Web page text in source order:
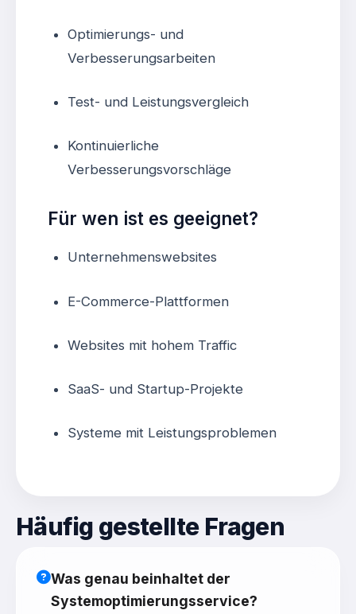
Optimierungs- und
Verbesserungsarbeiten
Test- und Leistungsvergleich
Kontinuierliche
Verbesserungsvorschläge
Für wen ist es geeignet?
Unternehmenswebsites
E-Commerce-Plattformen
Websites mit hohem Traffic
SaaS- und Startup-Projekte
Systeme mit Leistungsproblemen
Häufig gestellte Fragen
Was genau beinhaltet der
Systemoptimierungsservice?